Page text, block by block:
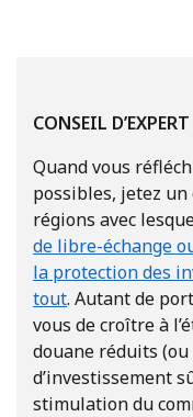
CONSEIL D’EXPERT
Quand vous
possibles, jetez
régions avec
de libre-échange
la protection des
tout. Autant de
vous de croître à
douane réduits
d’investissement
stimulation du